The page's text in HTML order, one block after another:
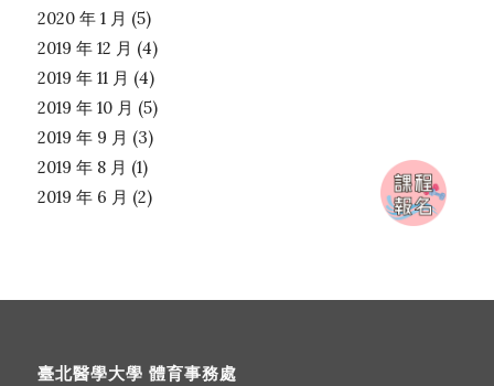
2020 年 1 月 (5)
2019 年 12 月 (4)
2019 年 11 月 (4)
2019 年 10 月 (5)
2019 年 9 月 (3)
2019 年 8 月 (1)
2019 年 6 月 (2)
臺北醫學大學 體育事務處